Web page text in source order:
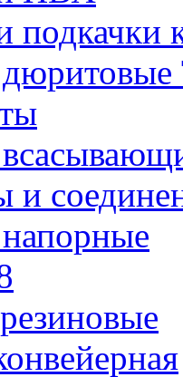
подкачки
и